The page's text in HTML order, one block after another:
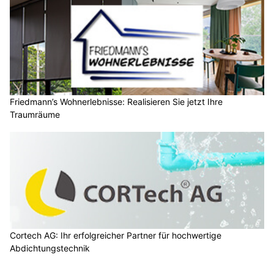
Friedmann’s Wohnerlebnisse: Realisieren Sie jetzt Ihre
Traumräume
Cortech AG: Ihr erfolgreicher Partner für hochwertige
Abdichtungstechnik